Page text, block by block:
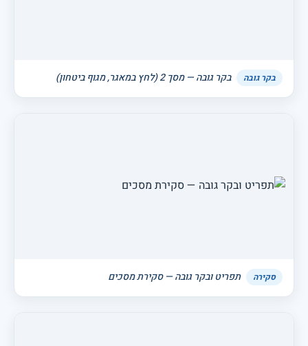
בקר גובה בקר גובה — מסך 2 (לחץ במאגר, מגוף ביטחון)
סקירה תפריט ובקר גובה — סקירת מסכים